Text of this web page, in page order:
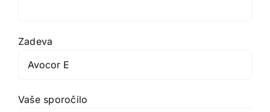
Zadeva
Vaše sporočilo